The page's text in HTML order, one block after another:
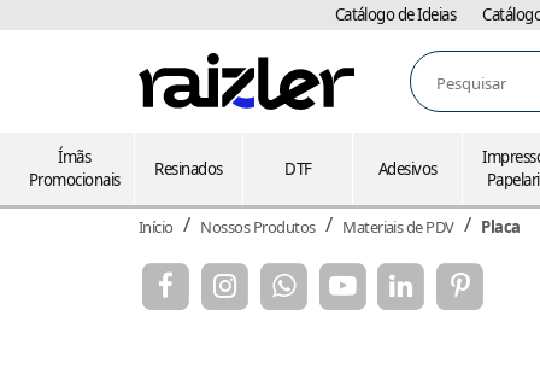
Catálogo de Ideias
Pesquisar
Ímãs
Promocionais
Resinados DTF Adesivos
Início Nossos Produtos Materiais de PDV Placa